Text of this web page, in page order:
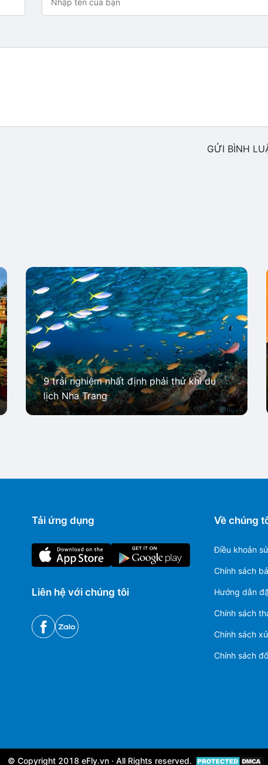
GỬI BÌNH
9 trải nghiệm nhất định phải thử khi du
lịch Nha Trang
Tải ứng dụng
Liên hệ với chúng tôi
Về chúng
Điều khoản
Chính sách
Hướng dẫn
Chính sách
Chính sách
Chính sách
© Copyright 2018 eFly.vn · All Rights reserved.